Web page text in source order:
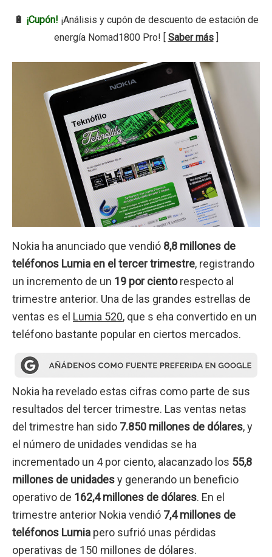
🔋 ¡Cupón! ¡Análisis y cupón de descuento de estación de
energía Nomad1800 Pro! [ Saber más]
Nokia ha anunciado que vendió 8,8 millones de
teléfonos Lumia en el tercer trimestre, registrando
un incremento de un 19 por cientorespecto al
trimestre anterior. Una de las grandes estrellas de
ventas es el Lumia 520, que s eha convertido en un
teléfono bastante popular en ciertos mercados.
Nokia ha revelado estas cifras como parte de sus
resultados del tercer trimestre. Las ventas netas
del trimestre han sido 7.850 millones de dólares, y
el número de unidades vendidas se ha
incrementado un 4 por ciento, alacanzado los 55,8
millones de unidadesy generando un beneficio
operativo de 162,4 millones de dólares. En el
trimestre anterior Nokia vendió 7,4 millones de
teléfonos Lumia pero sufrió unas pérdidas
operativas de 150 millones de dólares.